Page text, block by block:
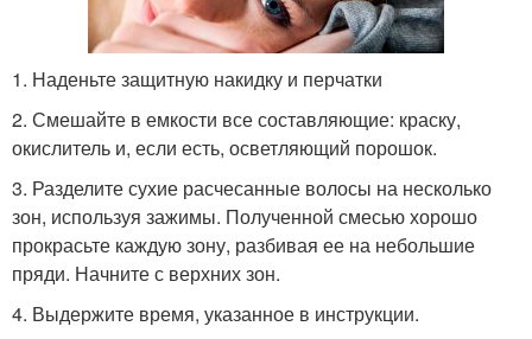
1. Наденьте защитную накидку и перчатки
2. Смешайте в емкости все составляющие: краску,
окислитель и, если есть, осветляющий порошок.
3. Разделите сухие расчесанные волосы на несколько
зон, используя зажимы. Полученной смесью хорошо
прокрасьте каждую зону, разбивая ее на небольшие
пряди. Начните с верхних зон.
4. Выдержите время, указанное в инструкции.